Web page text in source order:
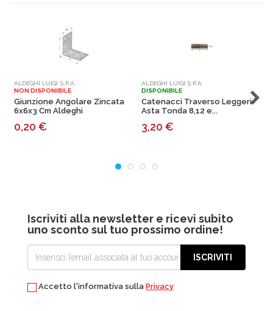
ALDEGHI LUIGI S.P.A.
NON DISPONIBILE
Giunzione Angolare Zincata
6x6x3 Cm Aldeghi
0,20 €
ALDEGHI LUIGI S.P.A.
DISPONIBILE
Catenacci Traverso Leggeri
Asta Tonda 8,12 e...
3,20 €
Iscriviti alla newsletter e ricevi subito
uno sconto sul tuo prossimo ordine!
ISCRIVITI
Accetto l'informativa sulla Privacy